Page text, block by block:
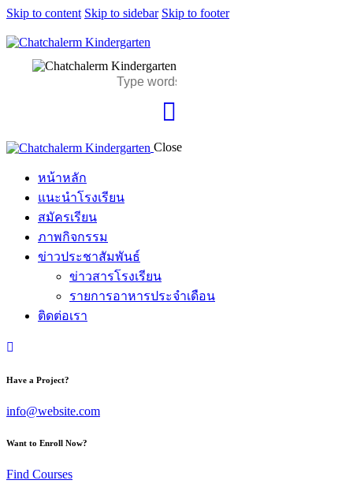
Skip to content Skip to sidebar Skip to footer
Close
หน้าหลัก
แนะนำโรงเรียน
สมัครเรียน
ภาพกิจกรรม
ข่าวประชาสัมพันธ์
ข่าวสารโรงเรียน
รายการอาหารประจำเดือน
ติดต่อเรา
Have a Project?
info@website.com
Want to Enroll Now?
Find Courses